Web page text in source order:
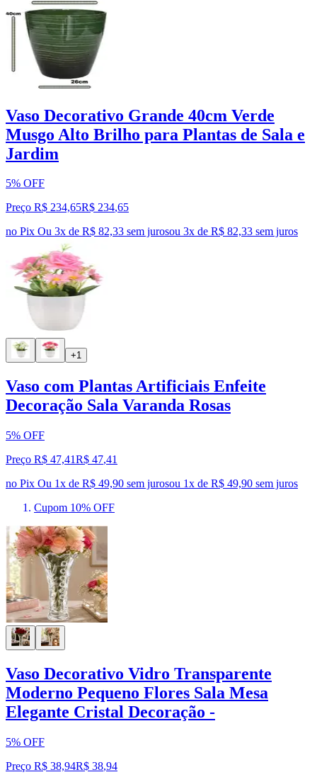
Vaso Decorativo Grande 40cm Verde
Musgo Alto Brilho para Plantas de Sala e
Jardim
5% OFF
Preço R$ 234,65R$ 234,65
no Pix Ou 3x de R$ 82,33 sem jurosou 3x de R$ 82,33 sem juros
+1
Vaso com Plantas Artificiais Enfeite
Decoração Sala Varanda Rosas
5% OFF
Preço R$ 47,41R$ 47,41
no Pix Ou 1x de R$ 49,90 sem jurosou 1x de R$ 49,90 sem juros
Cupom 10% OFF
Vaso Decorativo Vidro Transparente
Moderno Pequeno Flores Sala Mesa
Elegante Cristal Decoração -
5% OFF
Preço R$ 38,94R$ 38,94